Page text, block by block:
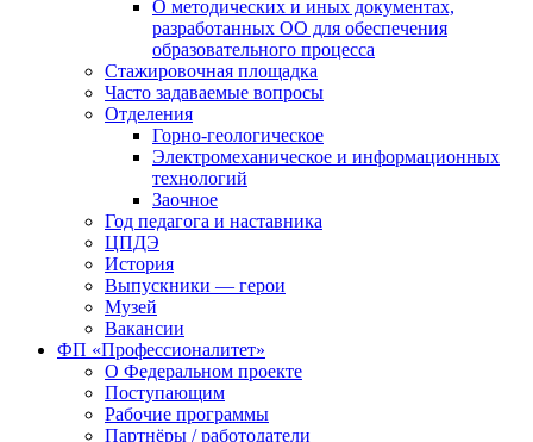
О методических и иных документах,
разработанных ОО для обеспечения
образовательного процесса
Стажировочная площадка
Часто задаваемые вопросы
Отделения
Горно-геологическое
Электромеханическое и информационных
технологий
Заочное
Год педагога и наставника
ЦПДЭ
История
Выпускники — герои
Музей
Вакансии
ФП «Профессионалитет»
О Федеральном проекте
Поступающим
Рабочие программы
Партнёры / работодатели